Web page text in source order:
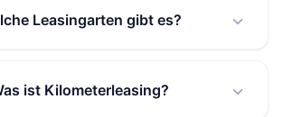
Leasingarten gibt es?
ist Kilometerleasing?